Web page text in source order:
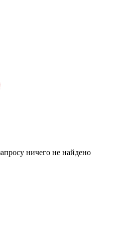
ничего не найдено